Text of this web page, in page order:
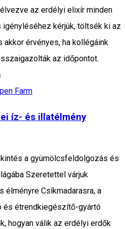
az erdélyi elixír minden
kérjük, töltsék ki az
akkor érvényes, ha kollégáink
az időpontot.
Farm
íz- és illatélmény
a gyümölcsfeldolgozás és
Szeretettel várjuk
élményre Csíkmadarasra, a
és étrendkiegészítő-gyártó
hogyan válik az erdélyi erdők